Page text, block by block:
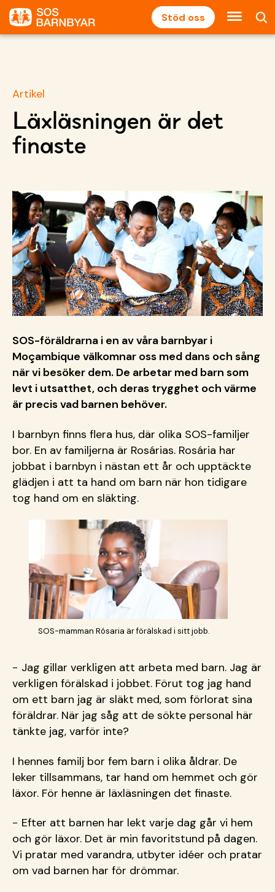
Stöd oss
Artikel
Läxläsningen är det
finaste
SOS-föräldrarna i en av våra barnbyar i
Moçambique välkomnar oss med dans och sång
när vi besöker dem. De arbetar med barn som
levt i utsatthet, och deras trygghet och värme
är precis vad barnen behöver.
I barnbyn finns flera hus, där olika SOS-familjer
bor. En av familjerna är Rosárias. Rosária har
jobbat i barnbyn i nästan ett år och upptäckte
glädjen i att ta hand om barn när hon tidigare
tog hand om en släkting.
SOS-mamman Rósaria är förälskad i sitt jobb.
− Jag gillar verkligen att arbeta med barn. Jag är
verkligen förälskad i jobbet. Förut tog jag hand
om ett barn jag är släkt med, som förlorat sina
föräldrar. När jag såg att de sökte personal här
tänkte jag, varför inte?
I hennes familj bor fem barn i olika åldrar. De
leker tillsammans, tar hand om hemmet och gör
läxor. För henne är läxläsningen det finaste.
− Efter att barnen har lekt varje dag går vi hem
och gör läxor. Det är min favoritstund på dagen.
Vi pratar med varandra, utbyter idéer och pratar
om vad barnen har för drömmar.